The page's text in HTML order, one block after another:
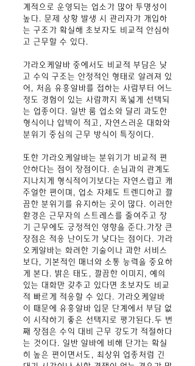
계적으로 운영되는 업소가 많아 투명성이
높다. 문제 상황 발생 시 관리자가 개입하
는 구조가 확실해 초보자도 비교적 안심하
고 근무할 수 있다.
가라오케알바 중에서도 비교적 부담은 낮
고 수익 구조는 안정적인 형태로 알려져 있
어, 처음 유흥알바를 접하는 사람부터 어느
정도 경험이 있는 사람까지 폭넓게 선택되
는 업종이다. 일반 룸 업소와 달리 과도한
형식이나 압박이 적고, 자연스러운 대화와
분위기 중심의 근무 방식이 특징이다.
또한 가라오케알바는 분위기가 비교적 편
안하다는 점이 장점이다. 손님과의 관계도
지나치게 형식적이기보다는 자연스럽고 캐
주얼한 편이며, 업소 자체도 트렌디하고 깔
끔한 분위기를 유지하는 곳이 많다. 이러한
환경은 근무자의 스트레스를 줄여주고 장
기 근무에도 긍정적인 영향을 준다.가장 큰
장점은 적응 난이도가 낮다는 점이다. 가라
오케알바는 화려한 기술이나 과한 서비스
보다, 기본적인 매너와 소통 능력을 중요하
게 본다. 밝은 태도, 깔끔한 이미지, 예의
있는 대화만 갖추고 있다면 초보자도 비교
적 빠르게 적응할 수 있다. 가라오케알바
이 때문에 유흥알바 입문 단계에서 부담 없
이 시작하기 좋은 선택지로 평가된다. 두 번
째 장점은 수익 대비 근무 강도가 적절하다
는 것이다. 일반 알바에 비해 단가는 확실
히 높은 편이면서도, 최상위 업종처럼 긴